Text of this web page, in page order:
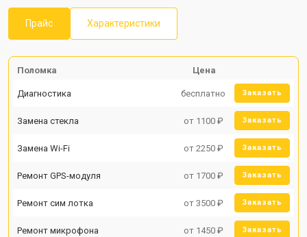
Прайс Характеристики
Поломка Цена
Диагностика бесплатно Заказать
Замена стекла от 1100 ₽ Заказать
Замена Wi-Fi от 2250 ₽ Заказать
Ремонт GPS-модуля от 1700 ₽ Заказать
Ремонт сим лотка от 3500 ₽ Заказать
Ремонт микрофона от 1450 ₽ Заказать